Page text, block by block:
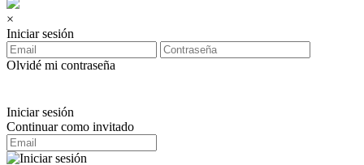
×
Iniciar sesión
Olvidé mi contraseña
Iniciar sesión
Continuar como invitado